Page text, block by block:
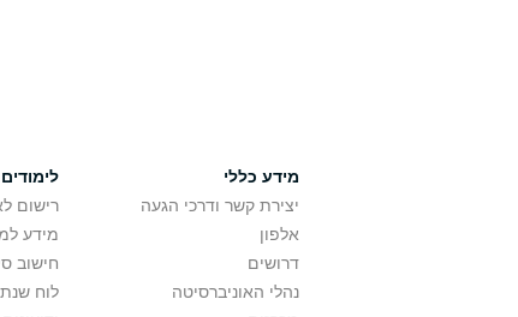
מידע כללי
יצירת קשר ודרכי הגעה
אלפון
דרושים
נהלי האוניברסיטה
לימודים
רישום
מידע
חישוב
לוח